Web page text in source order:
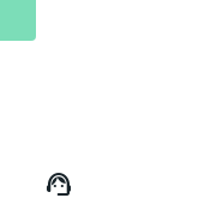
support_agent